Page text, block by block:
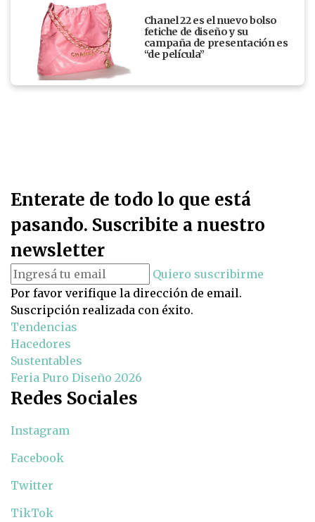
Chanel 22 es el nuevo bolso
fetiche de diseño y su
campaña de presentación es
“de película”
Enterate de todo lo que está
pasando. Suscribite a nuestro
newsletter
Quiero suscribirme
Por favor verifique la dirección de email.
Suscripción realizada con éxito.
Tendencias
Hacedores
Sustentables
Feria Puro Diseño 2026
Redes Sociales
Instagram
Facebook
Twitter
TikTok